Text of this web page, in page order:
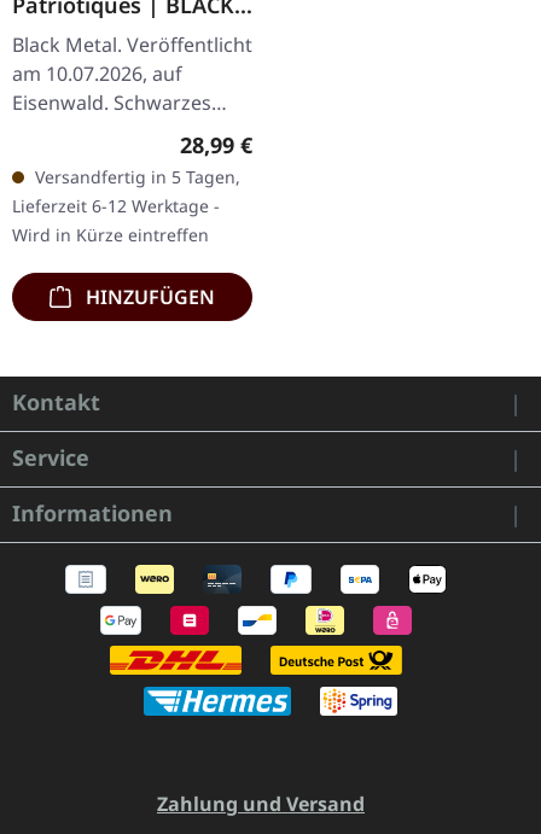
LP
Black Metal. Veröffentlicht
am 10.07.2026, auf
Eisenwald. Schwarzes
Vinyl in Gatefold-Cover
mit Innendruck und
luxuriösen metallischen
Golddrucken.…
Regulärer Preis:
28,99 €
Versandfertig in 5 Tagen,
Lieferzeit 6-12 Werktage -
Wird in Kürze eintreffen
HINZUFÜGEN
Kontakt
Service
Informationen
Zahlung und Versand